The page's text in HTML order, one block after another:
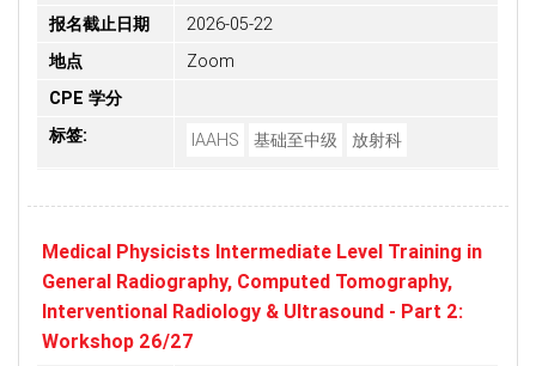
报名截止日期
2026-05-22
地点
Zoom
CPE 学分
标签:
IAAHS 基础至中级 放射科
Medical Physicists Intermediate Level Training in
General Radiography, Computed Tomography,
Interventional Radiology & Ultrasound - Part 2:
Workshop 26/27